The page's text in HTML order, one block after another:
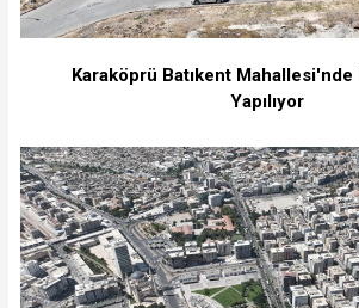
Karaköprü Batıkent
Yapılıyor